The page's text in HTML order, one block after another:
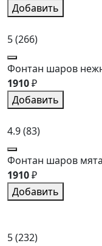
Добавить
5(266)
Фонтан шаров
1910₽
Добавить
4.9(83)
Фонтан шаров мята
1910₽
Добавить
5(232)